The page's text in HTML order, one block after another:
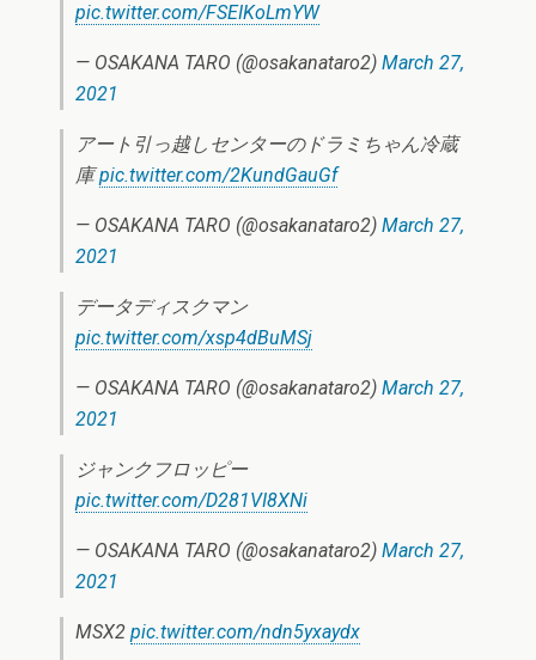
pic.twitter.com/FSEIKoLmYW
— OSAKANA TARO (@osakanataro2) March 27,
2021
アート引っ越しセンターのドラミちゃん冷蔵
庫pic.twitter.com/2KundGauGf
— OSAKANA TARO (@osakanataro2) March 27,
2021
データディスクマン
pic.twitter.com/xsp4dBuMSj
— OSAKANA TARO (@osakanataro2) March 27,
2021
ジャンクフロッピー
pic.twitter.com/D281VI8XNi
— OSAKANA TARO (@osakanataro2) March 27,
2021
MSX2 pic.twitter.com/ndn5yxaydx